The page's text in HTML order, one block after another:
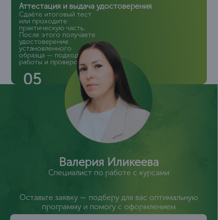
Аттестация и выдача удостоверения
Сдаёте итоговый тест
или проходите
практическую часть.
После этого получаете
удостоверение
установленного
образца — подходит для
работы и проверок
05
Валерия Иликеева
Специалист по работе с курсами
Оставьте заявку — подберу для вас оптимальную
программу и помогу с оформлением